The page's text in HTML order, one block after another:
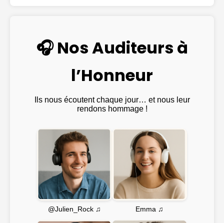
🎧 Nos Auditeurs à
l’Honneur
Ils nous écoutent chaque jour… et nous leur
rendons hommage !
@Julien_Rock ♫ Emma ♫